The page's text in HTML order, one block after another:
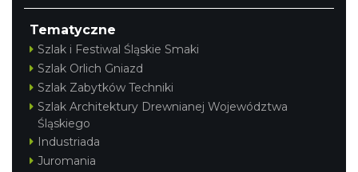
Tematyczne
Szlak i Festiwal Śląskie Smaki
Szlak Orlich Gniazd
Szlak Zabytków Techniki
Szlak Architektury Drewnianej Województwa
Śląskiego
Industriada
Juromania